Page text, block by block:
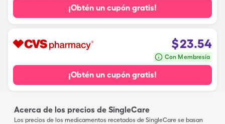
¡Obtén un cupón gratis!
$23.54
Con Membresía
¡Obtén un cupón gratis!
Acerca de los precios de SingleCare
Los precios de los medicamentos recetados de SingleCare se basan